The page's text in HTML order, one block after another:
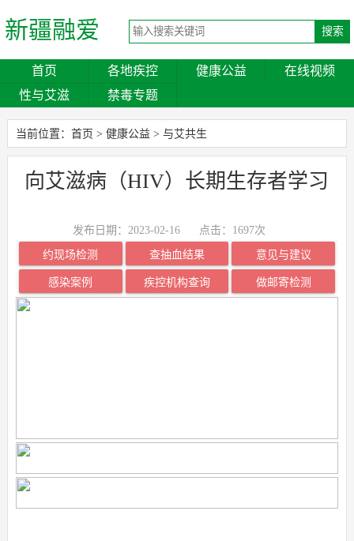
新疆融爱
首页 各地疾控 健康公益
在线视频
性与艾滋
禁毒专题
当前位置： 首页 > 健康公益 > 与艾共生
向艾滋病（HIV）长期生存者学习
发布日期：2023-02-16 点击： 1697次
约现场检测 查抽血结果 意见与建议
感染案例 疾控机构查询 做邮寄检测